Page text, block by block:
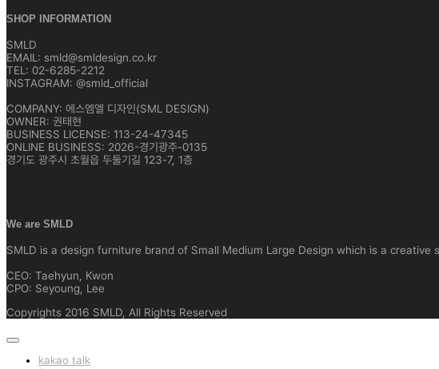
SHOP INFORMATION
SMLD
EMAIL: smld@smldesign.co.kr
TEL: 02-6285-2212
INSTAGRAM: @smld_official
COMPANY: 에스엠엘 디자인(SML DESIGN)
OWNER: 권태현
BUSINESS LICENSE: 113-24-47345
ONLINE BUSINESS: 2026-경기광주-0135
경기도 광주시 초월읍 두둘기길 123-7, 1층
We are SMLD
SMLD is a design furniture brand of Small Medium Large Design which is a
CEO: Taehyun, Kwon
CPO: Seyoung, Lee
Copyrights 2016 SMLD, All Rights Reserved
kakao talk